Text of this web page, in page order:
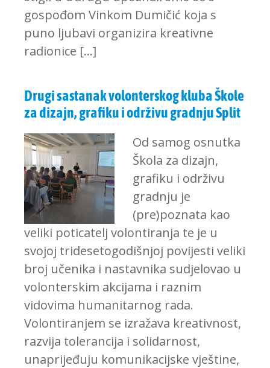
gospođom Vinkom Dumičić koja s
puno ljubavi organizira kreativne
radionice […]
Drugi sastanak volonterskog kluba Škole
za dizajn, grafiku i održivu gradnju Split
Od samog osnutka
Škola za dizajn,
grafiku i održivu
gradnju je
(pre)poznata kao
veliki poticatelj volontiranja te je u
svojoj tridesetogodišnjoj povijesti veliki
broj učenika i nastavnika sudjelovao u
volonterskim akcijama i raznim
vidovima humanitarnog rada.
Volontiranjem se izražava kreativnost,
razvija tolerancija i solidarnost,
unaprijeđuju komunikacijske vještine,